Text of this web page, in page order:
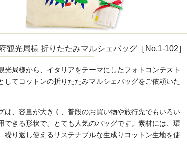
観光局様 折りたたみマルシェバッグ［No.1-102］
光局様から、イタリアをテーマにしたフォトコンテスト
してコットンの折りたたみマルシェバッグをご依頼いた
は、容量が大きく、普段のお買い物や旅行先でもいろい
できる形状で、とても人気のバッグです。素材には、環
繰り返し使えるサステナブルな生成りコットン生地を使